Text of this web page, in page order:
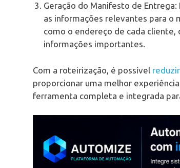
Geração do Manifesto de
as informações relevantes para o
como o endereço de cada
informações importantes.
Com a roteirização, é possível
proporcionar uma melhor
ferramenta completa e integrada